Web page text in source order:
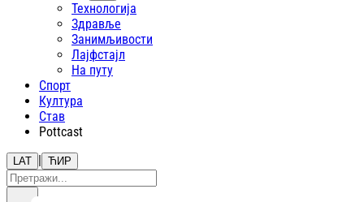
Технологија
Здравље
Занимљивости
Лајфстajл
На путу
Спорт
Култура
Став
Pottcast
LAT | ЋИР